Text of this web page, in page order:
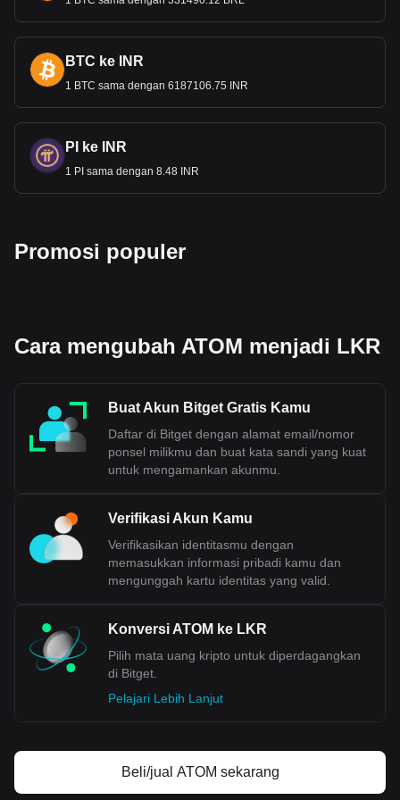
Remitansi dan Dampak Ekonomi
Remitansi (pengiriman uang) dari para diaspora Sri Lanka,
terutama dari Timur Tengah dan Eropa, merupakan sumber
pendapatan luarnegeri yang signifikan. Remitansi ini, yang
dikonversi ke dalam mata uang Rupee, memainkan peran
penting dalam mendukung keluarga dan berkontribusi pada
perekonomian nasional.
kami sekarang untuk melihat berapa banyak mata
uang kripto yang bisa kamu pertukarkan dengan LKR.
BTC ke INR
1 BTC sama dengan 6187106.75 INR
PI ke INR
1 PI sama dengan 8.48 INR
Promosi populer
Cara mengubah ATOM menjadi LKR
Buat Akun Bitget Gratis Kamu
Daftar di Bitget dengan alamat email/nomor
ponsel milikmu dan buat kata sandi yang kuat
untuk mengamankan akunmu.
Verifikasi Akun Kamu
Verifikasikan identitasmu dengan
memasukkan informasi pribadi kamu dan
mengunggah kartu identitas yang valid.
Konversi ATOM ke LKR
Pilih mata uang kripto untuk diperdagangkan
di Bitget.
Pelajari Lebih Lanjut
Beli/jual ATOM sekarang